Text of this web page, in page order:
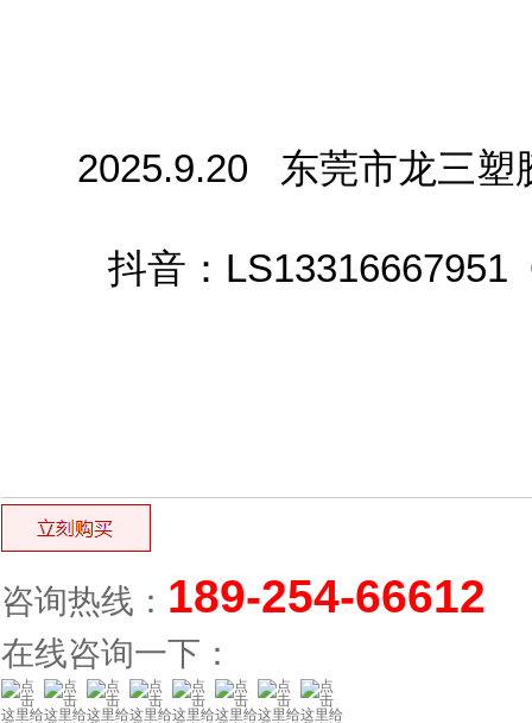
2025.9.20   东莞市龙三
	  抖音
：
咨询热线： 189-254-66612
在线咨询一下：